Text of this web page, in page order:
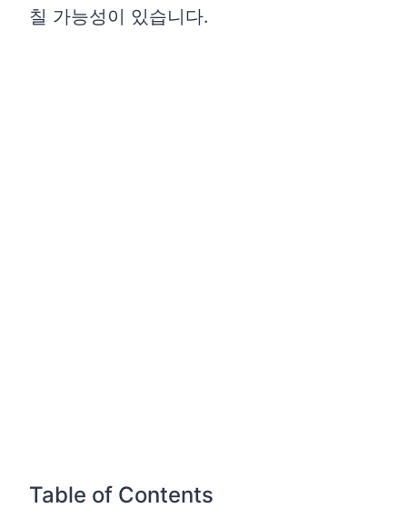
칠 가능성이 있습니다.
Table of Contents